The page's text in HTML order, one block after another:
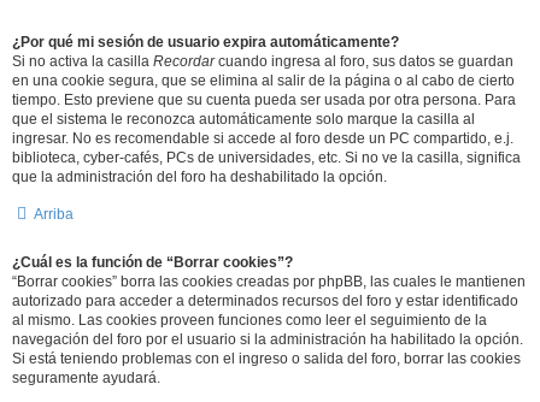
¿Por qué mi sesión de usuario expira automáticamente?
Si no activa la casilla Recordarcuando ingresa al foro, sus datos se guardan
en una cookie segura, que se elimina al salir de la página o al cabo de cierto
tiempo. Esto previene que su cuenta pueda ser usada por otra persona. Para
que el sistema le reconozca automáticamente solo marque la casilla al
ingresar. No es recomendable si accede al foro desde un PC compartido, e.j.
biblioteca, cyber-cafés, PCs de universidades, etc. Si no ve la casilla, significa
que la administración del foro ha deshabilitado la opción.
Arriba
¿Cuál es la función de “Borrar cookies”?
“Borrar cookies” borra las cookies creadas por phpBB, las cuales le mantienen
autorizado para acceder a determinados recursos del foro y estar identificado
al mismo. Las cookies proveen funciones como leer el seguimiento de la
navegación del foro por el usuario si la administración ha habilitado la opción.
Si está teniendo problemas con el ingreso o salida del foro, borrar las cookies
seguramente ayudará.